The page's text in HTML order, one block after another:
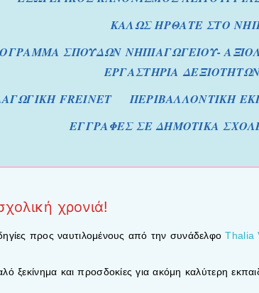
ΚΑΛΩΣ ΗΡΘΑΤΕ ΣΤΟ
ΣΠΟΥΔΩΝ ΝΗΠΙΑΓΩΓΕΙΟΥ-
ΕΡΓΑΣΤΗΡΙΑ
FREINET
ΠΕΡΙΒΑΛΛΟΝΤΙΚΗ
ΕΓΓΡΑΦΕΣ ΣΕ ΔΗΜΟΤΙΚΑ
χρονιά!
προς ναυτιλομένους από την συνάδελφοThalia
ξεκίνημα και προσδοκίες για ακόμη καλύτερη